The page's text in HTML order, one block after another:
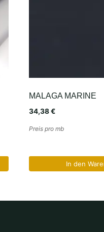
MALAGA MARINE
34,38€
Preis pro mb
In den